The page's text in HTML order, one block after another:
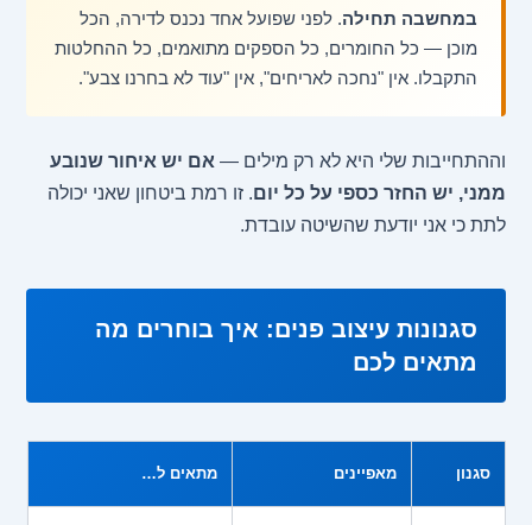
במחשבה תחילה. לפני שפועל אחד נכנס לדירה, הכל
מוכן — כל החומרים, כל הספקים מתואמים, כל ההחלטות
התקבלו. אין "נחכה לאריחים", אין "עוד לא בחרנו צבע".
וההתחייבות שלי היא לא רק מילים — אם יש איחור שנובע
ממני, יש החזר כספי על כל יום. זו רמת ביטחון שאני יכולה
לתת כי אני יודעת שהשיטה עובדת.
סגנונות עיצוב פנים: איך בוחרים מה
מתאים לכם
סגנון מאפיינים מתאים ל…